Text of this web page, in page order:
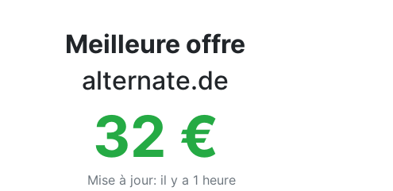
Meilleure offre
alternate.de
32 €
Mise à jour: il y a 1 heure